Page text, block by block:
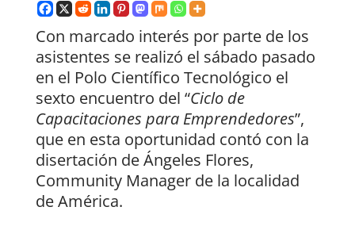
Con marcado interés por parte de los
asistentes se realizó el sábado pasado
en el Polo Científico Tecnológico el
sexto encuentro del “Ciclo de
Capacitaciones para Emprendedores”,
que en esta oportunidad contó con la
disertación de Ángeles Flores,
Community Manager de la localidad
de América.